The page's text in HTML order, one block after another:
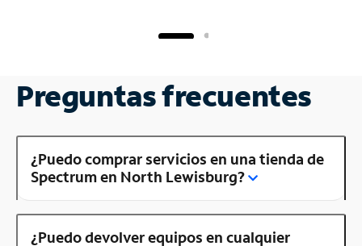
Preguntas frecuentes
¿Puedo comprar servicios en una tienda de
Spectrum en North Lewisburg?
¿Puedo devolver equipos en cualquier